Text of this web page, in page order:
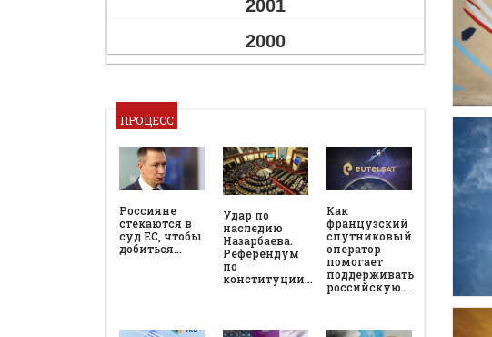
2001
2000
ПРОЦЕСС
Россияне
стекаются в
суд ЕС, чтобы
добиться…
Удар по
наследию
Назарбаева.
Референдум
по
конституции…
Как
французский
спутниковый
оператор
помогает
поддерживать
российскую…